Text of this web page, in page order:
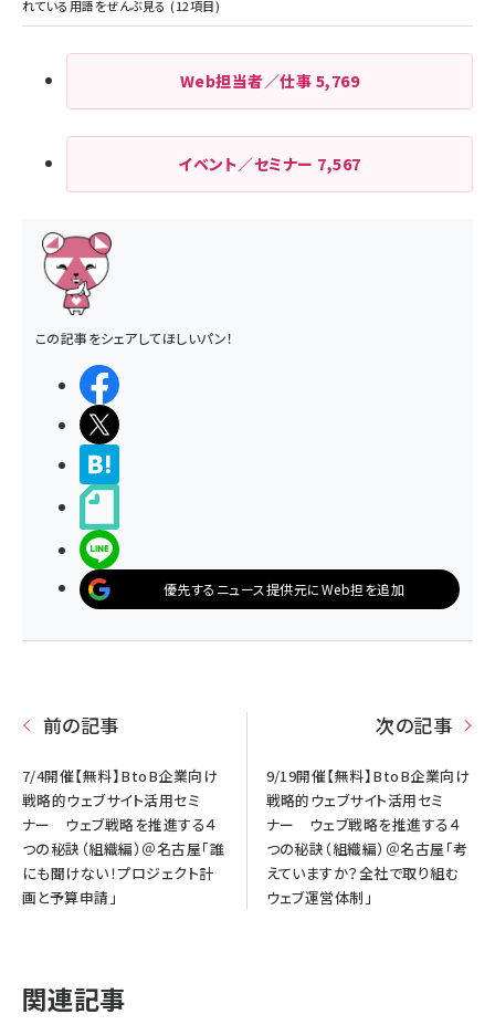
Web担当者／仕事 5,769
イベント／セミナー 7,567
この記事をシェアしてほしいパン！
優先するニュース提供元にWeb担を追加
前の記事
7/4開催【無料】BtoB企業向け
戦略的ウェブサイト活用セミ
ナー ウェブ戦略を推進する４
つの秘訣（組織編）＠名古屋「誰
にも聞けない！プロジェクト計
画と予算申請」
次の記事
9/19開催【無料】BtoB企業向け
戦略的ウェブサイト活用セミ
ナー ウェブ戦略を推進する４
つの秘訣（組織編）＠名古屋「考
えていますか？全社で取り組む
ウェブ運営体制」
関連記事